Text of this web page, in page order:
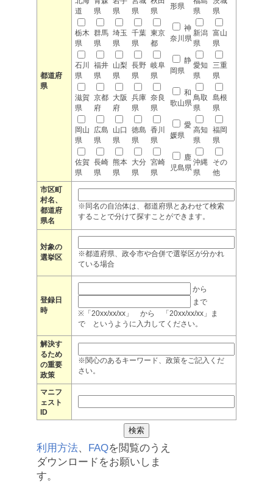
都道府
県
道
県
県
県
県
形県
県
県
栃木
県
群馬
県
埼玉
県
千葉
県
東京
都
神
奈川県
新潟
県
富山
県
石川
県
福井
県
山梨
県
長野
県
岐阜
県
静
岡県
愛知
県
三重
県
滋賀
県
京都
府
大阪
府
兵庫
県
奈良
県
和
歌山県
鳥取
県
島根
県
岡山
県
広島
県
山口
県
徳島
県
香川
県
愛
媛県
高知
県
福岡
県
佐賀
県
長崎
県
熊本
県
大分
県
宮崎
県
鹿
児島県
沖縄
県
その
他
市区町
村名、
都道府
県名
※同名の自治体は、都道府県とあわせて検索
することで分けて探すことができます。
対象の
選挙区
※都道府県、政令市や合併で選挙区が分かれ
ている場合
登録日
時
から
まで
※「20xx/xx/xx」 から 「20xx/xx/xx」ま
で というように入力してください。
解決す
るため
の重要
政策
※関心のあるキーワード、政策をご記入くだ
さい。
マニフ
ェスト
ID
利用方法、 FAQを閲覧のうえ
ダウンロードをお願いしま
す。